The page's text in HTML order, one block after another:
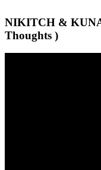
NIKITCH &
Thoughts )